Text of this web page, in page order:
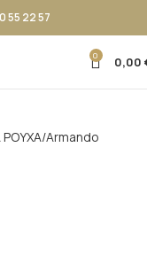
55 22 57
0 0,00
ΡΟΥΧΑ Armando